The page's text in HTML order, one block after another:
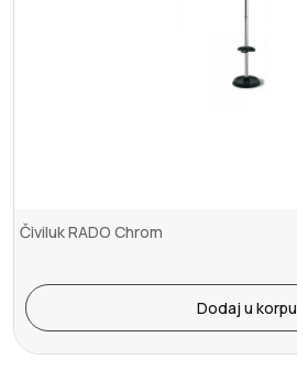
Čiviluk RADO Chrom
Dodaj u korpu